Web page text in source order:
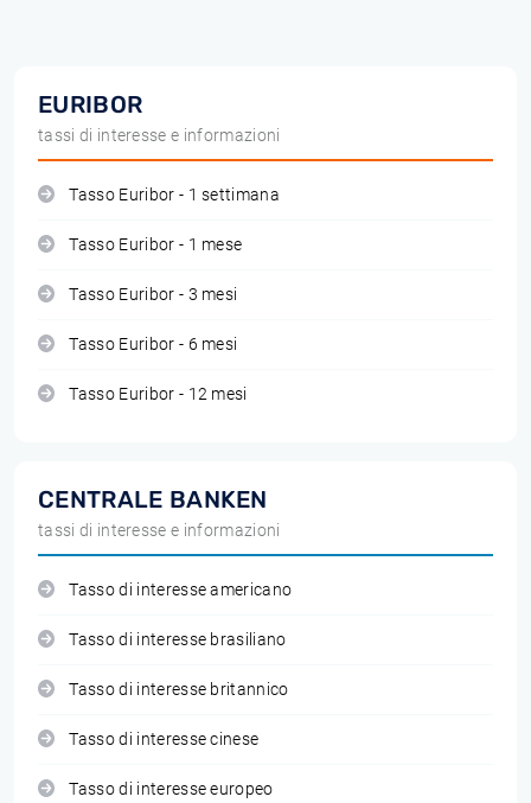
EURIBOR
tassi di interesse e informazioni
Tasso Euribor - 1 settimana
Tasso Euribor - 1 mese
Tasso Euribor - 3 mesi
Tasso Euribor - 6 mesi
Tasso Euribor - 12 mesi
CENTRALE BANKEN
tassi di interesse e informazioni
Tasso di interesse americano
Tasso di interesse brasiliano
Tasso di interesse britannico
Tasso di interesse cinese
Tasso di interesse europeo